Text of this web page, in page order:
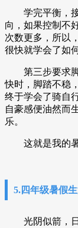
学完平衡，接
向，如果控制不
次数更多，所以
很快就学会了如
第三步要求脚
快时，脚踏不稳
终于学会了骑自
自豪感便油然而
乐。
这就是我的暑
5.四年级暑假
光阴似箭，日